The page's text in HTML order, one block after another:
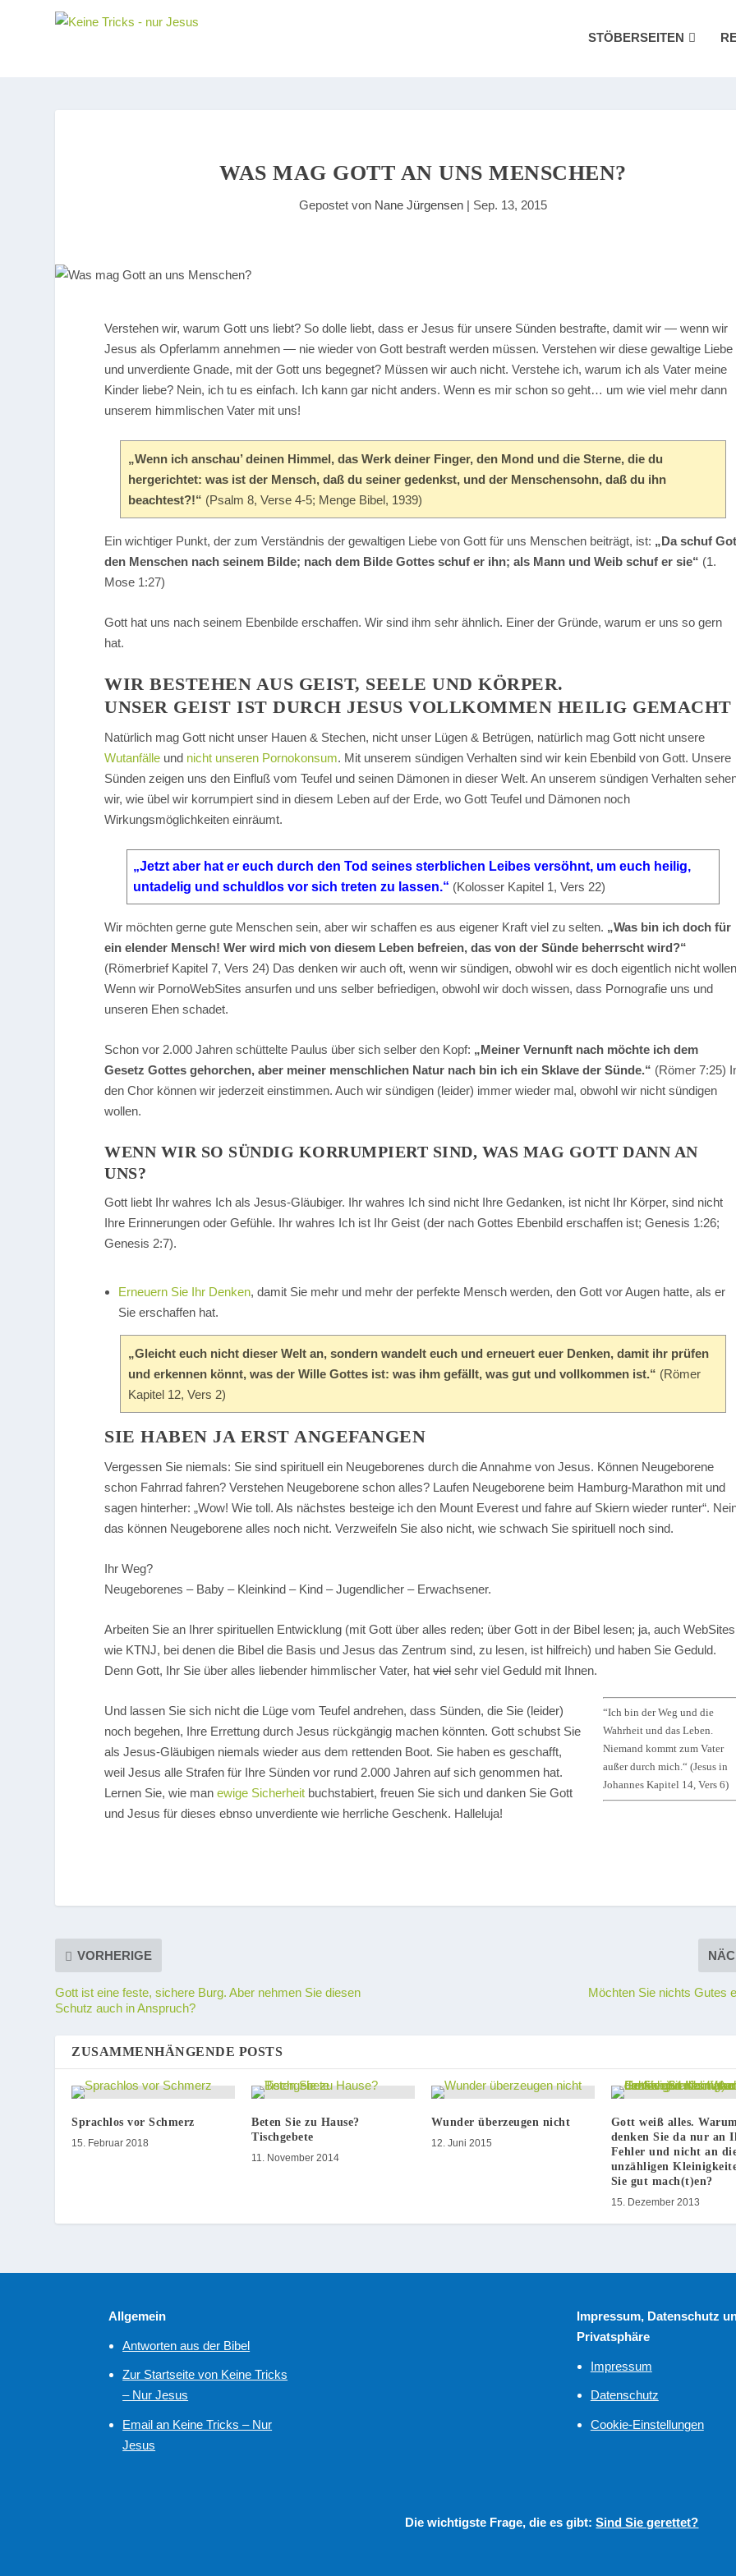
STÖBERSEITEN
WAS MAG GOTT AN UNS MENSCHEN?
Gepostet von Nane Jürgensen| Sep. 13, 2015
Verstehen wir, warum Gott uns liebt? So dolle liebt, dass er Jesus für unsere Sünden bestrafte, damit wir — wenn wir
Jesus als Opferlamm annehmen — nie wieder von Gott bestraft werden müssen. Verstehen wir diese gewaltige Liebe
und unverdiente Gnade, mit der Gott uns begegnet? Müssen wir auch nicht. Verstehe ich, warum ich als Vater meine
Kinder liebe? Nein, ich tu es einfach. Ich kann gar nicht anders. Wenn es mir schon so geht… um wie viel mehr dann
unserem himmlischen Vater mit uns!
„Wenn ich anschau’ deinen Himmel, das Werk deiner Finger, den Mond und die Sterne, die du
hergerichtet: was ist der Mensch, daß du seiner gedenkst, und der Menschensohn, daß du ihn
beachtest?!“ (Psalm 8, Verse 4-5; Menge Bibel, 1939)
Ein wichtiger Punkt, der zum Verständnis der gewaltigen Liebe von Gott für uns Menschen beiträgt, ist: „Da schuf
den Menschen nach seinem Bilde; nach dem Bilde Gottes schuf er ihn; als Mann und Weib schuf er sie“ (1.
Mose 1:27)
Gott hat uns nach seinem Ebenbilde erschaffen. Wir sind ihm sehr ähnlich. Einer der Gründe, warum er uns so gern
hat.
WIR BESTEHEN AUS GEIST, SEELE UND KÖRPER.
UNSER GEIST IST DURCH JESUS VOLLKOMMEN HEILIG GEMACHT
Natürlich mag Gott nicht unser Hauen & Stechen, nicht unser Lügen & Betrügen, natürlich mag Gott nicht unsere
Wutanfälle und nicht unseren Pornokonsum. Mit unserem sündigen Verhalten sind wir kein Ebenbild von Gott. Unsere
Sünden zeigen uns den Einfluß vom Teufel und seinen Dämonen in dieser Welt. An unserem sündigen Verhalten
wir, wie übel wir korrumpiert sind in diesem Leben auf der Erde, wo Gott Teufel und Dämonen noch
Wirkungsmöglichkeiten einräumt.
„Jetzt aber hat er euch durch den Tod seines sterblichen Leibes versöhnt, um euch heilig,
untadelig und schuldlos vor sich treten zu lassen.“ (Kolosser Kapitel 1, Vers 22)
Wir möchten gerne gute Menschen sein, aber wir schaffen es aus eigener Kraft viel zu selten. „Was bin ich doch für
ein elender Mensch! Wer wird mich von diesem Leben befreien, das von der Sünde beherrscht wird?“
(Römerbrief Kapitel 7, Vers 24) Das denken wir auch oft, wenn wir sündigen, obwohl wir es doch eigentlich nicht
Wenn wir PornoWebSites ansurfen und uns selber befriedigen, obwohl wir doch wissen, dass Pornografie uns und
unseren Ehen schadet.
Schon vor 2.000 Jahren schüttelte Paulus über sich selber den Kopf: „Meiner Vernunft nach möchte ich dem
Gesetz Gottes gehorchen, aber meiner menschlichen Natur nach bin ich ein Sklave der Sünde.“ (Römer 7:25)
den Chor können wir jederzeit einstimmen. Auch wir sündigen (leider) immer wieder mal, obwohl wir nicht sündigen
wollen.
WENN WIR SO SÜNDIG KORRUMPIERT SIND, WAS MAG GOTT DANN AN
UNS?
Gott liebt Ihr wahres Ich als Jesus-Gläubiger. Ihr wahres Ich sind nicht Ihre Gedanken, ist nicht Ihr Körper, sind nicht
Ihre Erinnerungen oder Gefühle. Ihr wahres Ich ist Ihr Geist (der nach Gottes Ebenbild erschaffen ist; Genesis 1:26;
Genesis 2:7).
Erneuern Sie Ihr Denken, damit Sie mehr und mehr der perfekte Mensch werden, den Gott vor Augen hatte, als er
Sie erschaffen hat.
„Gleicht euch nicht dieser Welt an, sondern wandelt euch und erneuert euer Denken, damit ihr prüfen
und erkennen könnt, was der Wille Gottes ist: was ihm gefällt, was gut und vollkommen ist.“ (Römer
Kapitel 12, Vers 2)
SIE HABEN JA ERST ANGEFANGEN
Vergessen Sie niemals: Sie sind spirituell ein Neugeborenes durch die Annahme von Jesus. Können Neugeborene
schon Fahrrad fahren? Verstehen Neugeborene schon alles? Laufen Neugeborene beim Hamburg-Marathon mit und
sagen hinterher: „Wow! Wie toll. Als nächstes besteige ich den Mount Everest und fahre auf Skiern wieder runter“.
das können Neugeborene alles noch nicht. Verzweifeln Sie also nicht, wie schwach Sie spirituell noch sind.
Ihr Weg?
Neugeborenes – Baby – Kleinkind – Kind – Jugendlicher – Erwachsener.
Arbeiten Sie an Ihrer spirituellen Entwicklung (mit Gott über alles reden; über Gott in der Bibel lesen; ja, auch WebSites
wie KTNJ, bei denen die Bibel die Basis und Jesus das Zentrum sind, zu lesen, ist hilfreich) und haben Sie Geduld.
Denn Gott, Ihr Sie über alles liebender himmlischer Vater, hatvielsehr viel Geduld mit Ihnen.
“Ich bin der Weg und die
Wahrheit und das Leben.
Niemand kommt zum Vater
außer durch mich.“ (Jesus in
Johannes Kapitel 14, Vers 6)
Und lassen Sie sich nicht die Lüge vom Teufel andrehen, dass Sünden, die Sie (leider)
noch begehen, Ihre Errettung durch Jesus rückgängig machen könnten. Gott schubst Sie
als Jesus-Gläubigen niemals wieder aus dem rettenden Boot. Sie haben es geschafft,
weil Jesus alle Strafen für Ihre Sünden vor rund 2.000 Jahren auf sich genommen hat.
Lernen Sie, wie manewige Sicherheit buchstabiert, freuen Sie sich und danken Sie Gott
und Jesus für dieses ebnso unverdiente wie herrliche Geschenk. Halleluja!
VORHERIGE
Gott ist eine feste, sichere Burg. Aber nehmen Sie diesen
Schutz auch in Anspruch?
Möchten Sie nichts Gutes
ZUSAMMENHÄNGENDE POSTS
Sprachlos vor Schmerz
15. Februar 2018
Beten Sie zu Hause?
Tischgebete
11. November 2014
Wunder überzeugen nicht
12. Juni 2015
Gott weiß alles.
denken Sie da nur an
Fehler und nicht an
unzähligen
Sie gut mach(t)en?
15. Dezember 2013
Allgemein
Antworten aus der Bibel
Zur Startseite von Keine Tricks
– Nur Jesus
Email an Keine Tricks – Nur
Jesus
Impressum, Datenschutz
Privatsphäre
Impressum
Datenschutz
Cookie-Einstellungen
Die wichtigste Frage, die es gibt:Sind Sie gerettet?